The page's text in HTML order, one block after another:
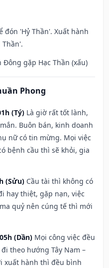
đón 'Hỷ Thần'. Xuất hành
gặp Hạc Thần (xấu)
Phong
(Tý) Là giờ rất tốt lành,
Buôn bán, kinh doanh
nữ có tin mừng. Mọi việc
bệnh cầu thì sẽ khỏi, gia
(Sửu) Cầu tài thì không có
hay thiệt, gặp nạn, việc
quỷ nên cúng tế thì mới
(Dần) Mọi công việc đều
theo hướng Tây Nam –
xuất hành thì đều bình